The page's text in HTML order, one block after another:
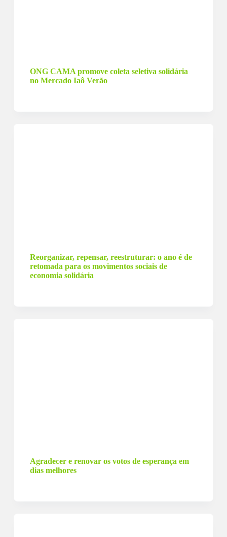
ONG CAMA promove coleta seletiva solidária
no Mercado Iaô Verão
Reorganizar, repensar, reestruturar: o ano é de
retomada para os movimentos sociais de
economia solidária
Agradecer e renovar os votos de esperança em
dias melhores